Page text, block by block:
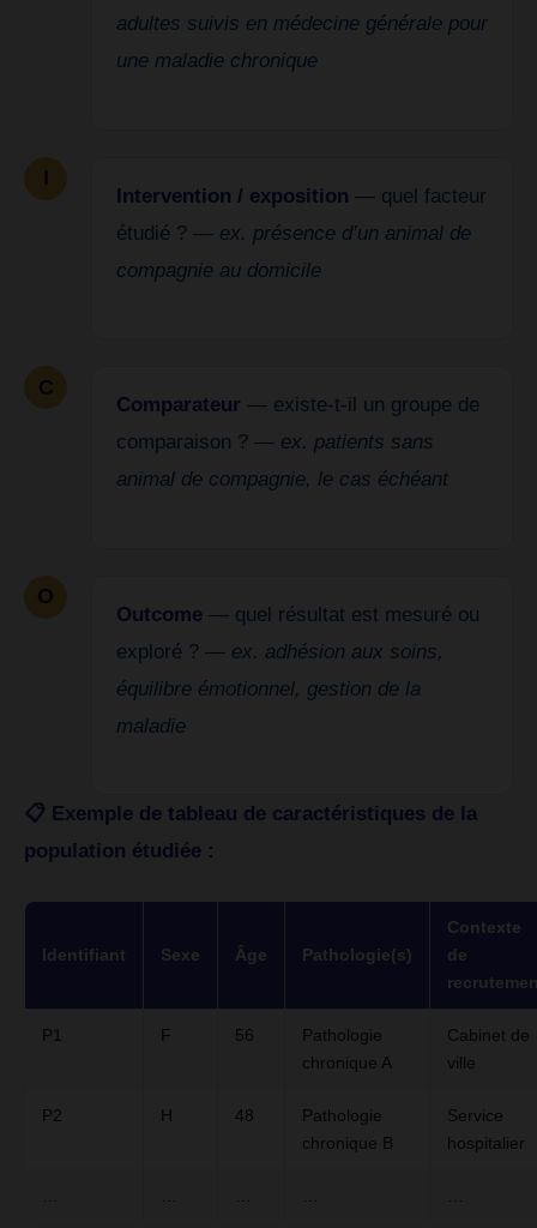
adultes suivis en médecine générale pour
une maladie chronique
I
Intervention / exposition — quel facteur
étudié ? — ex. présence d’un animal de
compagnie au domicile
C
Comparateur — existe-t-il un groupe de
comparaison ? — ex. patients sans
animal de compagnie, le cas échéant
O
Outcome — quel résultat est mesuré ou
exploré ? — ex. adhésion aux soins,
équilibre émotionnel, gestion de la
maladie
📋 Exemple de tableau de caractéristiques de la
population étudiée :
Identifiant Sexe Âge Pathologie(s)
Contexte
de
P1 F 56
Pathologie
chronique A
Cabinet de
ville
P2 H 48
Pathologie
chronique B
Service
hospitalier